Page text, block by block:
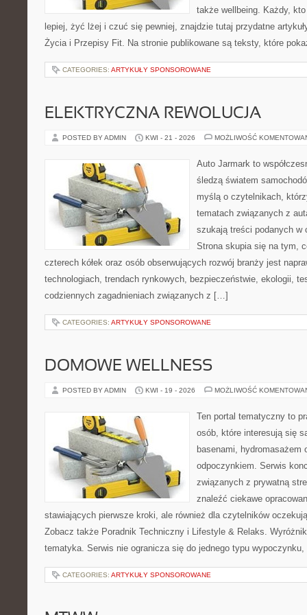
także wellbeing. Każdy,
lepiej, żyć lżej i czuć się pewniej, znajdzie tutaj przydatne
Życia i Przepisy Fit. Na stronie publikowane są teksty, które
CATEGORIES: ARTYKUŁY SPONSOROWANE
ELEKTRYCZNA REWOLUCJA
POSTED BY ADMIN KWI - 21 - 2026 MOŻLIWOŚĆ
Auto Jarmark to
śledzą światem
myślą o czytelnikach,
tematach związanych z
szukają treści podanych
Strona skupia się na tym,
czterech kółek oraz osób obserwujących rozwój branży jest
technologiach, trendach rynkowych, bezpieczeństwie, ekologii,
codziennych zagadnieniach związanych z […]
CATEGORIES: ARTYKUŁY SPONSOROWANE
DOMOWE WELLNESS
POSTED BY ADMIN KWI - 19 - 2026 MOŻLIWOŚĆ
Ten portal tematyczny to
osób, które interesują się
basenami, hydromasażem
odpoczynkiem. Serwis
związanych z prywatną
znaleźć ciekawe
stawiających pierwsze kroki, ale również dla czytelników
Zobacz także Poradnik Techniczny i Lifestyle & Relaks.
tematyka. Serwis nie ogranicza się do jednego typu
CATEGORIES: ARTYKUŁY SPONSOROWANE